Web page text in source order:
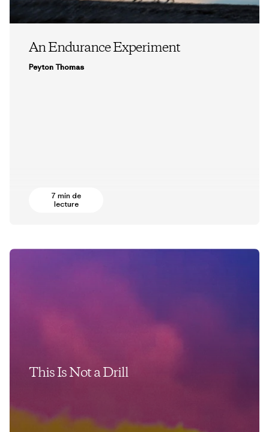
An Endurance Experiment
Peyton Thomas
7 min de
lecture
This Is Not a Drill